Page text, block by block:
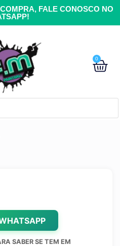
FALE CONOSCO NO
0
SABER SE TEM EM